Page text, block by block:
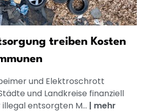
treiben Kosten
und Elektroschrott
und Landkreise finanziell
entsorgten M... | mehr